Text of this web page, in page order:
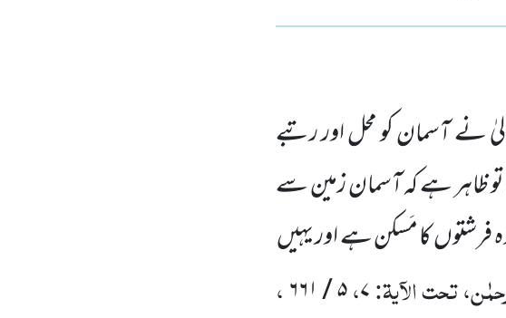
نے آسمان کو محل اور رتبے
تو ظاہر ہے کہ آسمان زمین سے
فرشتوںکا مَسکن ہے اور یہیں
تحت الآیۃ:۷،۵/۶۶۱،